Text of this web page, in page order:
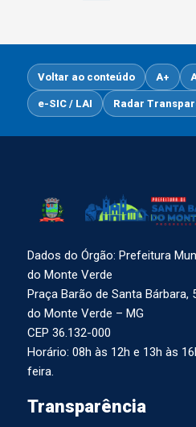
Voltar ao conteúdo A+
e-SIC / LAI Radar
Dados do Órgão: Prefeitura
do Monte Verde
Praça Barão de Santa Bárbara,
do Monte Verde – MG
CEP 36.132-000
Horário: 08h às 12h e 13h às
feira.
Transparência